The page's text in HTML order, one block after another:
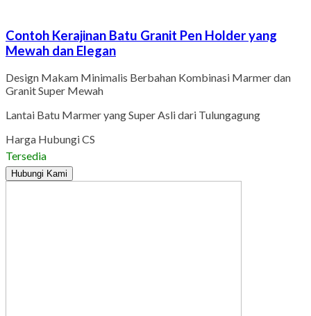
Contoh Kerajinan Batu Granit Pen Holder yang
Mewah dan Elegan
Design Makam Minimalis Berbahan Kombinasi Marmer dan
Granit Super Mewah
Lantai Batu Marmer yang Super Asli dari Tulungagung
Harga Hubungi CS
Tersedia
Hubungi Kami